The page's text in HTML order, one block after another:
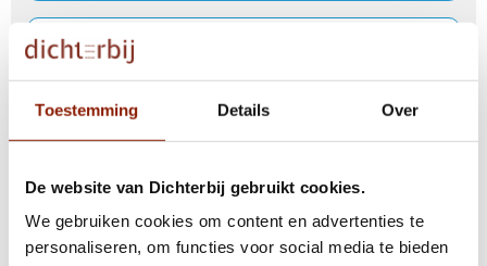
Toestemming Details Over
De website van Dichterbij gebruikt cookies.
We gebruiken cookies om content en advertenties te
personaliseren, om functies voor social media te bieden
Kerstpakketactie levert mooie bijdrage op
d'Or